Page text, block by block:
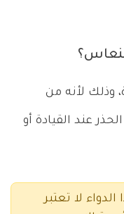
وذلك لأنه من
عند القيادة أو
لا تعتبر